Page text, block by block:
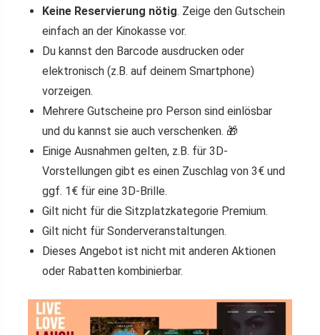
Keine Reservierung nötig. Zeige den Gutschein
einfach an der Kinokasse vor.
Du kannst den Barcode ausdrucken oder
elektronisch (z.B. auf deinem Smartphone)
vorzeigen.
Mehrere Gutscheine pro Person sind einlösbar
und du kannst sie auch verschenken. 🎁
Einige Ausnahmen gelten, z.B. für 3D-
Vorstellungen gibt es einen Zuschlag von 3€ und
ggf. 1€ für eine 3D-Brille.
Gilt nicht für die Sitzplatzkategorie Premium.
Gilt nicht für Sonderveranstaltungen.
Dieses Angebot ist nicht mit anderen Aktionen
oder Rabatten kombinierbar.